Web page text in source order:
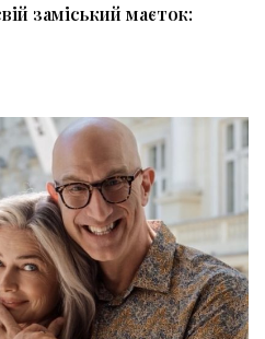
заміський маєток: